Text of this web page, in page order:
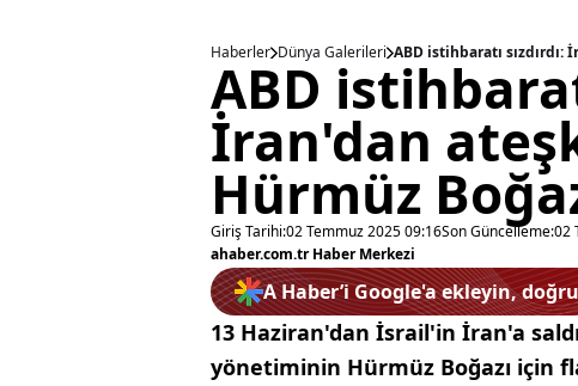
Haberler Dünya Galerileri ABD istihbaratı sızdırdı:
ABD
İran'dan
Hürmüz
Giriş Tarihi:02 Temmuz 2025 09:16Son Güncelleme:02
ahaber.com.tr Haber Merkezi
A Haber’i Google'a ekleyin,
13 Haziran'dan İsrail'in İran'a
yönetiminin Hürmüz Boğazı için